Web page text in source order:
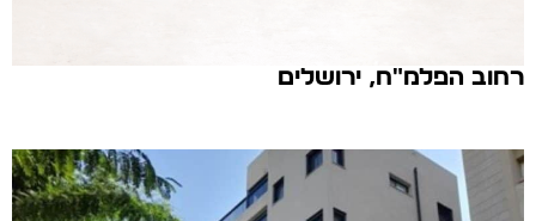
רחוב הפלמ"ח, ירושלים